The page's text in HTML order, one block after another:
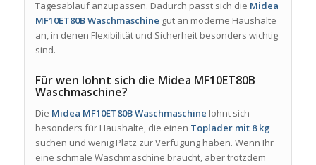
Tagesablauf anzupassen. Dadurch passt sich die Midea
MF10ET80B Waschmaschine gut an moderne Haushalte
an, in denen Flexibilität und Sicherheit besonders wichtig
sind.
Für wen lohnt sich die Midea MF10ET80B
Waschmaschine?
Die Midea MF10ET80B Waschmaschine lohnt sich
besonders für Haushalte, die einen Toplader mit 8 kg
suchen und wenig Platz zur Verfügung haben. Wenn Ihr
eine schmale Waschmaschine braucht, aber trotzdem